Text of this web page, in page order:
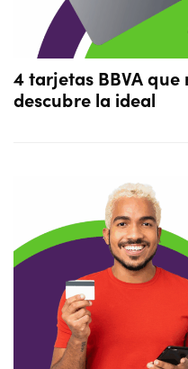
4 tarjetas BBVA
descubre la ideal